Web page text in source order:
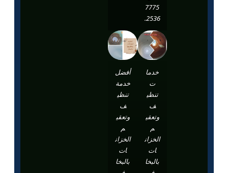
7775
2536.
خدما
تنظي
ف
وتعقي
الخزان
ات
بالبخا
أفضل
خدمة
تنظي
ف
وتعقي
الخزان
ات
بالبخا